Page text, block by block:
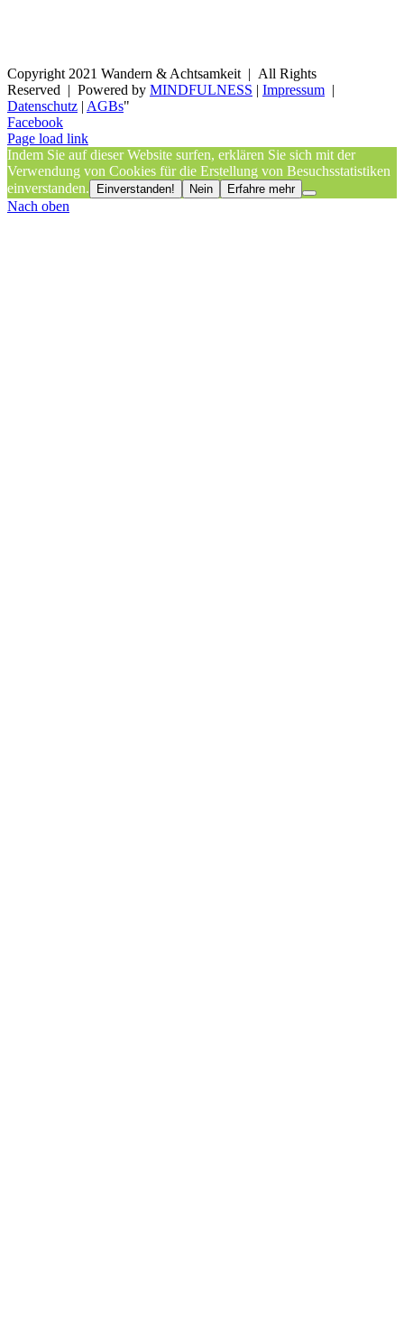
Copyright 2021 Wandern & Achtsamkeit | All Rights
Reserved | Powered by MINDFULNESS | Impressum |
Datenschutz | AGBs"
Facebook
Page load link
Indem Sie auf dieser Website surfen, erklären Sie sich mit der
Verwendung von Cookies für die Erstellung von Besuchsstatistiken
einverstanden.
Einverstanden! Nein Erfahre mehr
Nach oben